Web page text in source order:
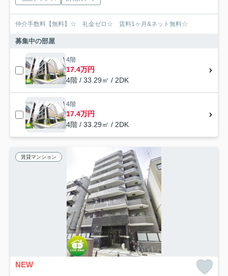
仲介手数料【無料】☆ 礼金ゼロ☆ 賃料1ヶ月&ネット無料☆
募集中の部屋
4階
17.4万円
4階 / 33.29㎡ / 2DK
4階
17.4万円
4階 / 33.29㎡ / 2DK
賃貸マンション
NEW